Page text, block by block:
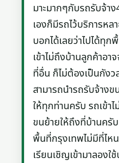
มาะมากๆกับรถรับจ้า
เองก็มีรถไว้บริการห
บอกได้เลยว่าไปได้ทุ
เข้าไม่ถึงบ้านลูกค้าอ
ที่อื่น ก็ไม่ต้องเป็นกังว
สามารถนำรถรับจ้าง
ให้ทุกท่านครับ รถเข้าไ
ขนย้ายให้ถึงที่บ้านครับ
พื้นที่กรุงเทพไม่มีที่ไหน
เรียนเชิญเข้ามาลองใ